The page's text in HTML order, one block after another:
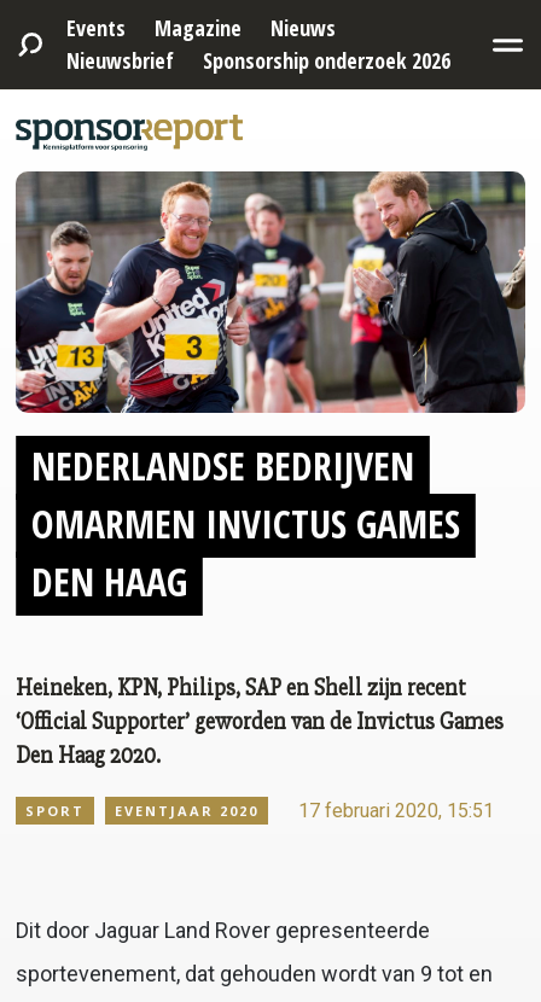
Events Magazine
Nieuws
Nieuwsbrief
Sponsorship onderzoek 2026
SPORT EVENTJAAR 2020 17 februari 2020, 15:51
NEDERLANDSE BEDRIJVEN
OMARMEN INVICTUS GAMES
DEN HAAG
Heineken, KPN, Philips, SAP en Shell zijn recent
‘Official Supporter’ geworden van de Invictus Games
Den Haag 2020.
Dit door Jaguar Land Rover gepresenteerde
sportevenement, dat gehouden wordt van 9 tot en